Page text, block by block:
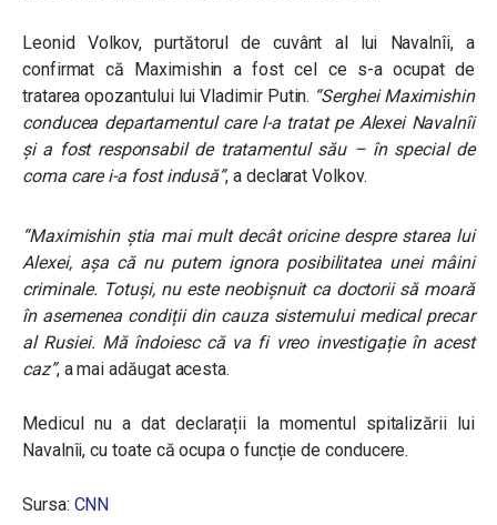
Leonid Volkov, purtătorul de cuvânt al lui Navalnîi, a
confirmat că Maximishin a fost cel ce s-a ocupat de
tratarea opozantului lui Vladimir Putin. “Serghei Maximishin
conducea departamentul care l-a tratat pe Alexei Navalnîi
și a fost responsabil de tratamentul său – în special de
coma care i-a fost indusă”, a declarat Volkov.
“Maximishin știa mai mult decât oricine despre starea lui
Alexei, așa că nu putem ignora posibilitatea unei mâini
criminale. Totuși, nu este neobișnuit ca doctorii să moară
în asemenea condiții din cauza sistemului medical precar
al Rusiei. Mă îndoiesc că va fi vreo investigație în acest
caz”, a mai adăugat acesta.
Medicul nu a dat declarații la momentul spitalizării lui
Navalnîi, cu toate că ocupa o funcție de conducere.
Sursa: CNN